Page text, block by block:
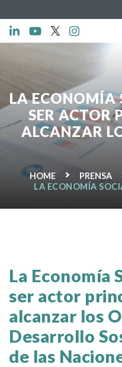
LA ECONOMÍA
SER ACTOR
ALCANZAR
DESARROLLO
DE LAS
HOME PRENSA
LA ECONOMÍA
DESARROLLO
La Economía
ser actor
alcanzar los
Desarrollo
de las